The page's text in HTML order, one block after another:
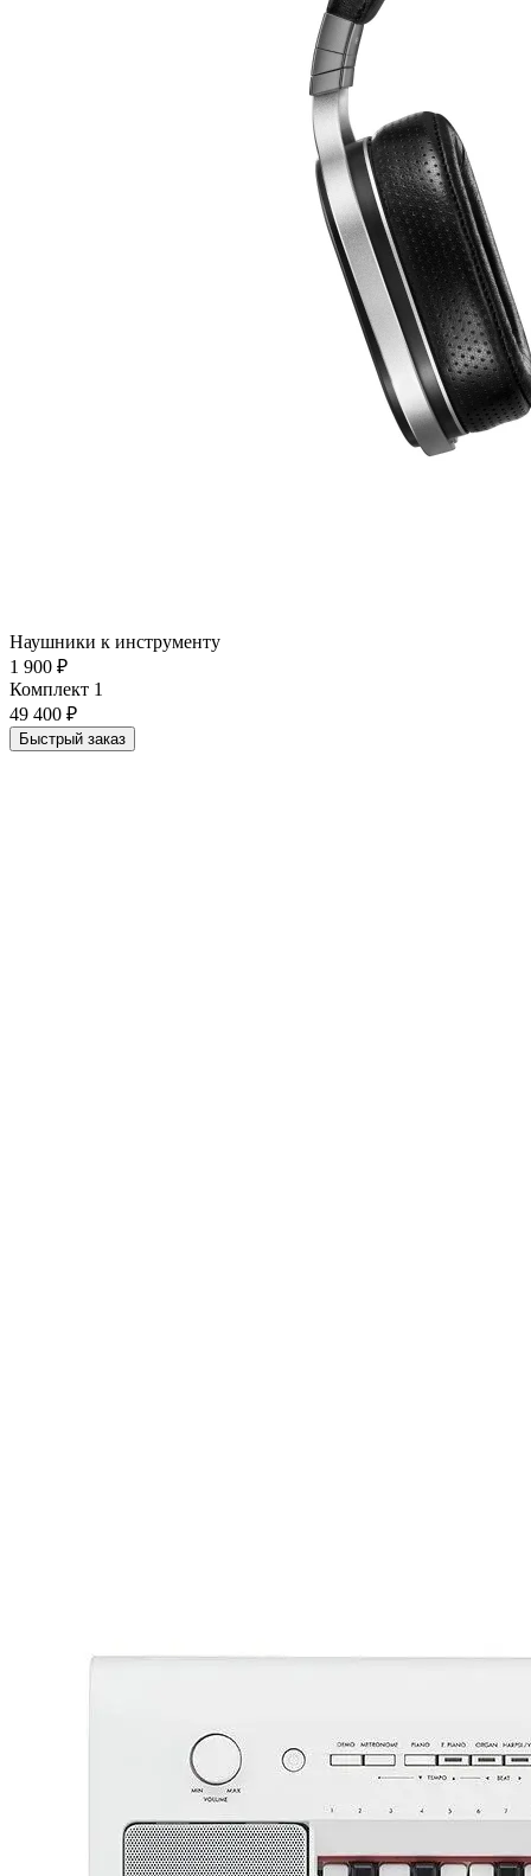
Наушники к инструменту
1 900 ₽
Комплект 1
49 400 ₽
Быстрый заказ